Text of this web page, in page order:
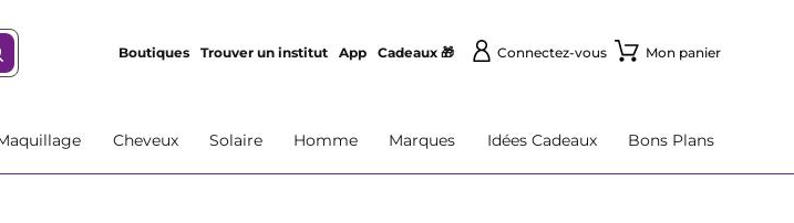
Boutiques Trouver un institut App Cadeaux 🎁 Connectez-vous Mon panier
Cheveux Solaire Homme Marques Idées Cadeaux Bons Plans